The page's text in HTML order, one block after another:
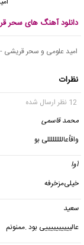
دانلود آهنگ های سحر
امید علومی و سحر قریشی -
نظرات
12 نظر ارسال شده
محمد قاسمی
واقاًعالللللللللی بو
آوا
خیلی‌مزخرفه
سعید
عالییییییییییی بود .ممنونم